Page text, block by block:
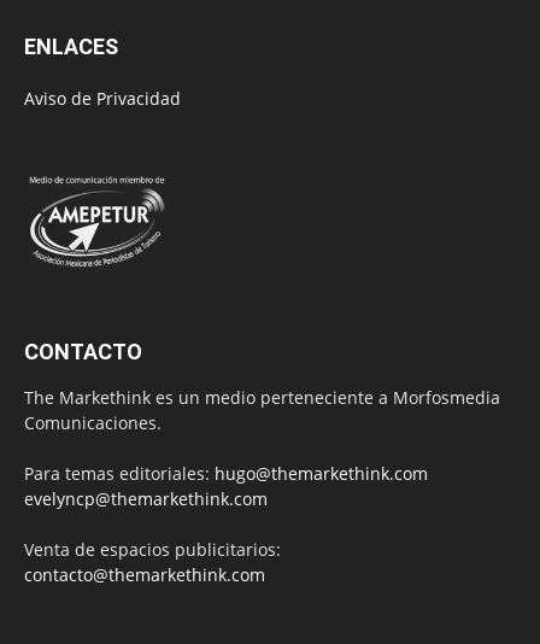
ENLACES
Aviso de Privacidad
CONTACTO
The Markethink es un medio perteneciente a Morfosmedia
Comunicaciones.
Para temas editoriales: hugo@themarkethink.com
evelyncp@themarkethink.com
Venta de espacios publicitarios:
contacto@themarkethink.com